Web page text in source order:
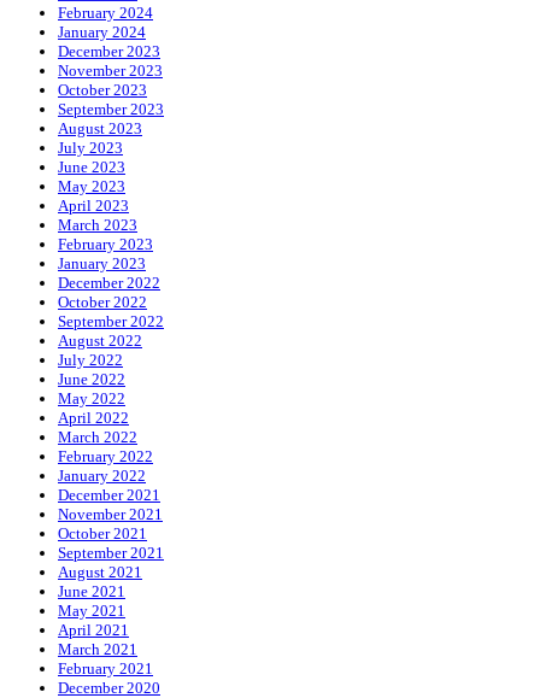
February 2024
January 2024
December 2023
November 2023
October 2023
September 2023
August 2023
July 2023
June 2023
May 2023
April 2023
March 2023
February 2023
January 2023
December 2022
October 2022
September 2022
August 2022
July 2022
June 2022
May 2022
April 2022
March 2022
February 2022
January 2022
December 2021
November 2021
October 2021
September 2021
August 2021
June 2021
May 2021
April 2021
March 2021
February 2021
December 2020